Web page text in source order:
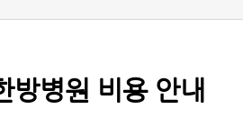
방병원 비용 안내